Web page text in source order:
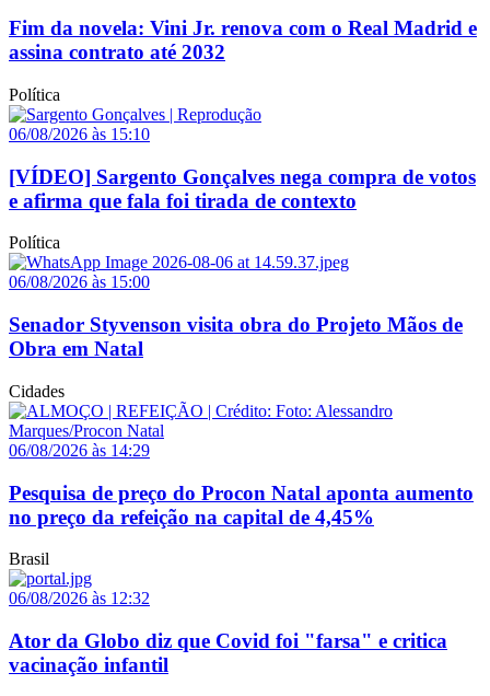
Fim da novela: Vini Jr. renova com o Real Madrid e
assina contrato até 2032
Política
06/08/2026 às 15:10
[VÍDEO] Sargento Gonçalves nega compra de votos
e afirma que fala foi tirada de contexto
Política
06/08/2026 às 15:00
Senador Styvenson visita obra do Projeto Mãos de
Obra em Natal
Cidades
06/08/2026 às 14:29
Pesquisa de preço do Procon Natal aponta aumento
no preço da refeição na capital de 4,45%
Brasil
06/08/2026 às 12:32
Ator da Globo diz que Covid foi "farsa" e critica
vacinação infantil